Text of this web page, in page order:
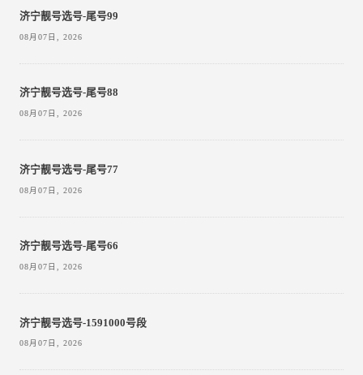
济宁靓号选号-尾号99
08月07日, 2026
济宁靓号选号-尾号88
08月07日, 2026
济宁靓号选号-尾号77
08月07日, 2026
济宁靓号选号-尾号66
08月07日, 2026
济宁靓号选号-1591000号段
08月07日, 2026